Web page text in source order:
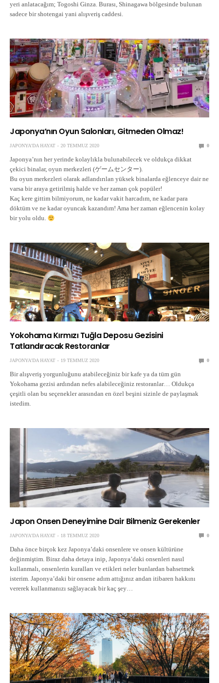
yeri anlatacağım; Togoshi Ginza. Burası, Shinagawa bölgesinde bulunan
sadece bir shotengai yani alışveriş caddesi.
Japonya’nın Oyun Salonları, Gitmeden Olmaz!
JAPONYA'DA HAYAT 20 TEMMUZ 2020 0
Japonya’nın her yerinde kolaylıkla bulunabilecek ve oldukça dikkat
çekici binalar, oyun merkezleri (ゲームセンター).
Bu oyun merkezleri olarak adlandırılan yüksek binalarda eğlenceye dair ne
varsa bir araya getirilmiş halde ve her zaman çok popüler!
Kaç kere gittim bilmiyorum, ne kadar vakit harcadım, ne kadar para
döktüm ve ne kadar oyuncak kazandım! Ama her zaman eğlencenin kolay
bir yolu oldu.
Yokohama Kırmızı Tuğla Deposu Gezisini
Tatlandıracak Restoranlar
JAPONYA'DA HAYAT 19 TEMMUZ 2020 0
Bir alışveriş yorgunluğunu atabileceğiniz bir kafe ya da tüm gün
Yokohama gezisi ardından nefes alabileceğiniz restoranlar… Oldukça
çeşitli olan bu seçenekler arasından en özel beşini sizinle de paylaşmak
istedim.
Japon Onsen Deneyimine Dair Bilmeniz Gerekenler
JAPONYA'DA HAYAT 18 TEMMUZ 2020 0
Daha önce birçok kez Japonya’daki onsenlere ve onsen kültürüne
değinmiştim. Biraz daha detaya inip, Japonya’daki onsenleri nasıl
kullanmalı, onsenlerin kuralları ve etikleri neler bunlardan bahsetmek
isterim. Japonya’daki bir onsene adım attığınız andan itibaren hakkını
vererek kullanmanızı sağlayacak bir kaç şey…